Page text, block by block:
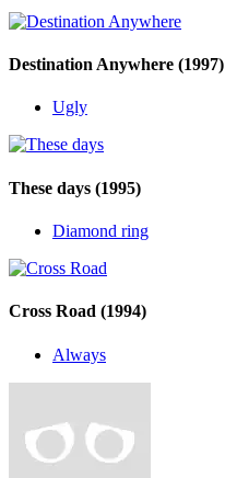
Destination Anywhere (1997)
Ugly
These days (1995)
Diamond ring
Cross Road (1994)
Always